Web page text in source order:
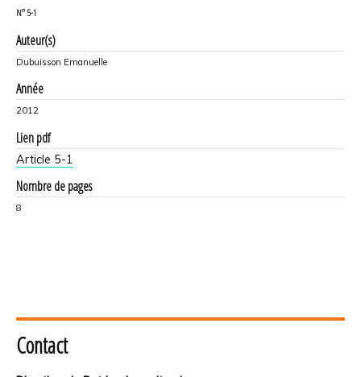
N° 5-1
Auteur(s)
Dubuisson Emanuelle
Année
2012
Lien pdf
Article 5-1
Nombre de pages
8
Contact